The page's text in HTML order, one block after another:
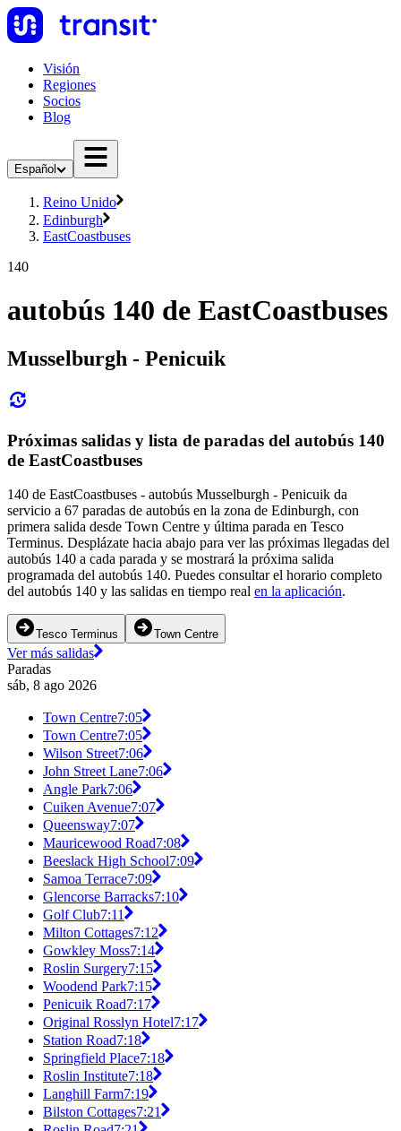
Visión
Regiones
Socios
Blog
Español
Reino Unido
Edinburgh
EastCoastbuses
140
autobús 140 de EastCoastbuses
Musselburgh - Penicuik
Próximas salidas y lista de paradas del autobús 140
de EastCoastbuses
140 de EastCoastbuses - autobús Musselburgh - Penicuik da
servicio a 67 paradas de autobús en la zona de Edinburgh, con
primera salida desde Town Centre y última parada en Tesco
Terminus. Desplázate hacia abajo para ver las próximas llegadas del
autobús 140 a cada parada y se mostrará la próxima salida
programada del autobús 140. Puedes consultar el horario completo
del autobús 140 y las salidas en tiempo real en la aplicación.
Tesco Terminus Town Centre
Ver más salidas
Paradas
sáb, 8 ago 2026
Town Centre7:05
Town Centre7:05
Wilson Street7:06
John Street Lane7:06
Angle Park7:06
Cuiken Avenue7:07
Queensway7:07
Mauricewood Road7:08
Beeslack High School7:09
Samoa Terrace7:09
Glencorse Barracks7:10
Golf Club7:11
Milton Cottages7:12
Gowkley Moss7:14
Roslin Surgery7:15
Woodend Park7:15
Penicuik Road7:17
Original Rosslyn Hotel7:17
Station Road7:18
Springfield Place7:18
Roslin Institute7:18
Langhill Farm7:19
Bilston Cottages7:21